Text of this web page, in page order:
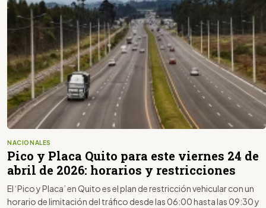
NACIONALES
Pico y Placa Quito para este viernes 24 de
abril de 2026: horarios y restricciones
El ‘Pico y Placa’ en Quito es el plan de restricción vehicular con un
horario de limitación del tráfico desde las 06:00 hasta las 09:30 y